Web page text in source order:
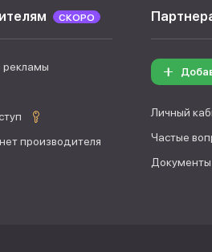
СКОРО
производителя
Личный
Частые